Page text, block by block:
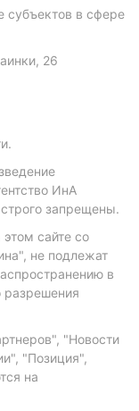
субъектов в сфере
26
ИнА
запрещены.
сайте со
не подлежат
в
"Новости
"Позиция",
на